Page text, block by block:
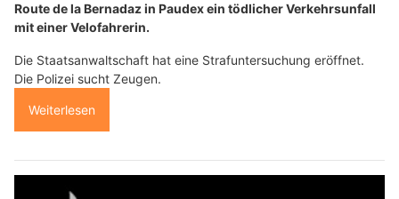
Route de la Bernadaz in Paudex ein tödlicher Verkehrsunfall
mit einer Velofahrerin.
Die Staatsanwaltschaft hat eine Strafuntersuchung eröffnet.
Die Polizei sucht Zeugen.
Weiterlesen